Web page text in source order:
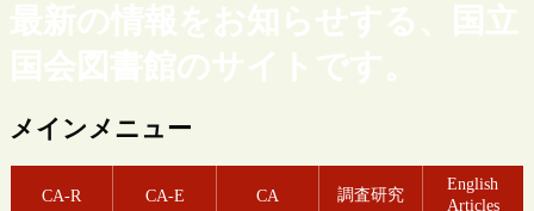
最新の情報をお知らせする、国立
国会図書館のサイトです。
メインメニュー
CA-R CA-E CA 調査研究
English
Articles